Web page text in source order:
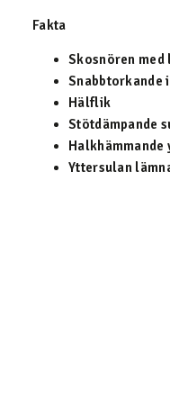
Fakta
Skosnören med
Snabbtorkande
Hälflik
Stötdämpande
Halkhämmande
Yttersulan